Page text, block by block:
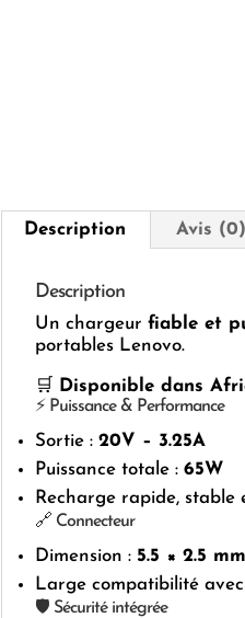
Description Avis (0)
Description
Un chargeur fiable et
portables Lenovo.
🛒 Disponible dans
⚡ Puissance & Performance
Sortie : 20V – 3.25A
Puissance totale : 65W
Recharge rapide, stable
🔗 Connecteur
Dimension : 5.5 × 2.5
Large compatibilité
🛡️ Sécurité intégrée